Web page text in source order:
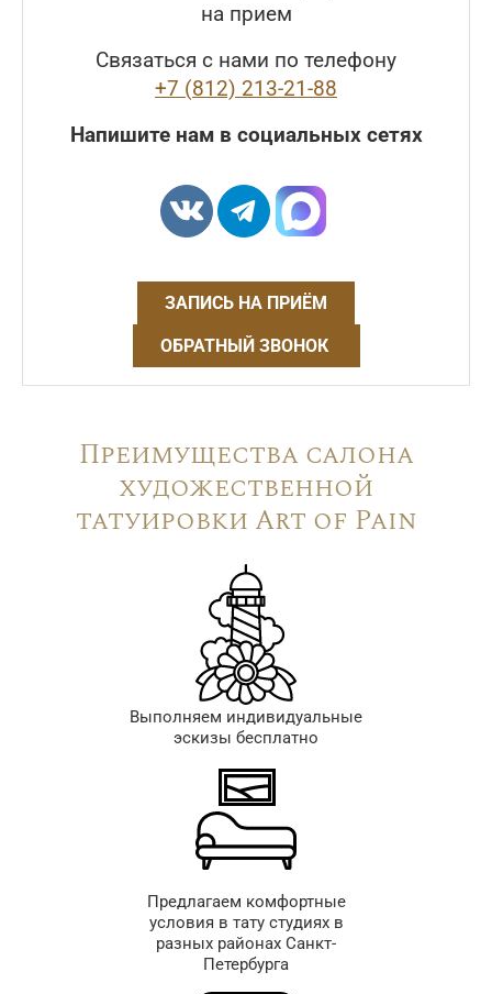
на прием
Связаться с нами по телефону
+7 (812) 213-21-88
Напишите нам в социальных сетях
ЗАПИСЬ НА ПРИЁМ
ОБРАТНЫЙ ЗВОНОК
Преимущества салона
художественной
татуировки Art of Pain
Выполняем индивидуальные
эскизы бесплатно
Предлагаем комфортные
условия в тату студиях в
разных районах Санкт-
Петербурга